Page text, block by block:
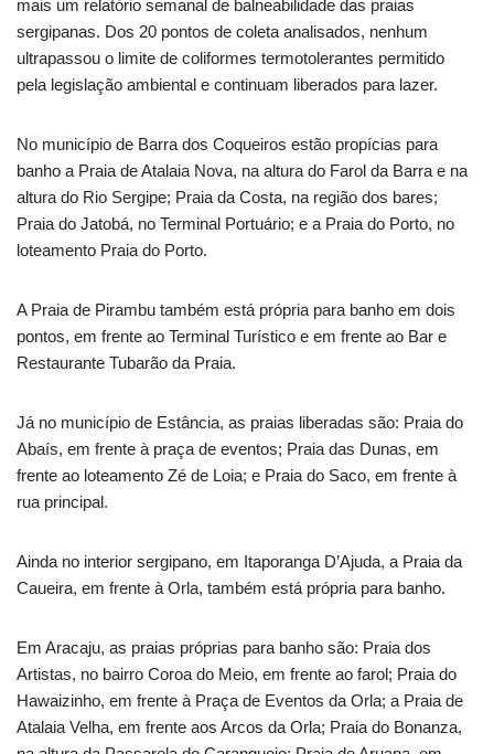
mais um relatório semanal de balneabilidade das praias
sergipanas. Dos 20 pontos de coleta analisados, nenhum
ultrapassou o limite de coliformes termotolerantes permitido
pela legislação ambiental e continuam liberados para lazer.
No município de Barra dos Coqueiros estão propícias para
banho a Praia de Atalaia Nova, na altura do Farol da Barra e na
altura do Rio Sergipe; Praia da Costa, na região dos bares;
Praia do Jatobá, no Terminal Portuário; e a Praia do Porto, no
loteamento Praia do Porto.
A Praia de Pirambu também está própria para banho em dois
pontos, em frente ao Terminal Turístico e em frente ao Bar e
Restaurante Tubarão da Praia.
Já no município de Estância, as praias liberadas são: Praia do
Abaís, em frente à praça de eventos; Praia das Dunas, em
frente ao loteamento Zé de Loia; e Praia do Saco, em frente à
rua principal.
Ainda no interior sergipano, em Itaporanga D’Ajuda, a Praia da
Caueira, em frente à Orla, também está própria para banho.
Em Aracaju, as praias próprias para banho são: Praia dos
Artistas, no bairro Coroa do Meio, em frente ao farol; Praia do
Hawaizinho, em frente à Praça de Eventos da Orla; a Praia de
Atalaia Velha, em frente aos Arcos da Orla; Praia do Bonanza,